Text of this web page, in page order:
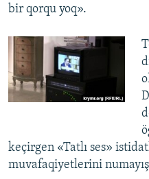
bir qorqu yoq».
keçirgen «Tatlı ses»
muvafaqiyetlerini